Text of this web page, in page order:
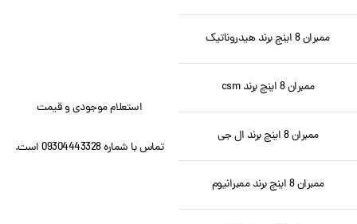
استعلام موجودی و قیمت
تماس با شماره 09304443328 است.
ممبران 8 اینچ برند هیدروناتیک
ممبران 8 اینچ برند csm
ممبران 8 اینچ برند ال جی
ممبران 8 اینچ برند ممبرانیوم